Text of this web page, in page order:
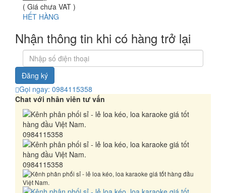
( Giá chưa VAT )
HẾT HÀNG
Nhận thông tin khi có hàng trở lại
Đăng ký
Gọi ngay: 0984115358
Chat với nhân viên tư vấn
0984115358
0984115358